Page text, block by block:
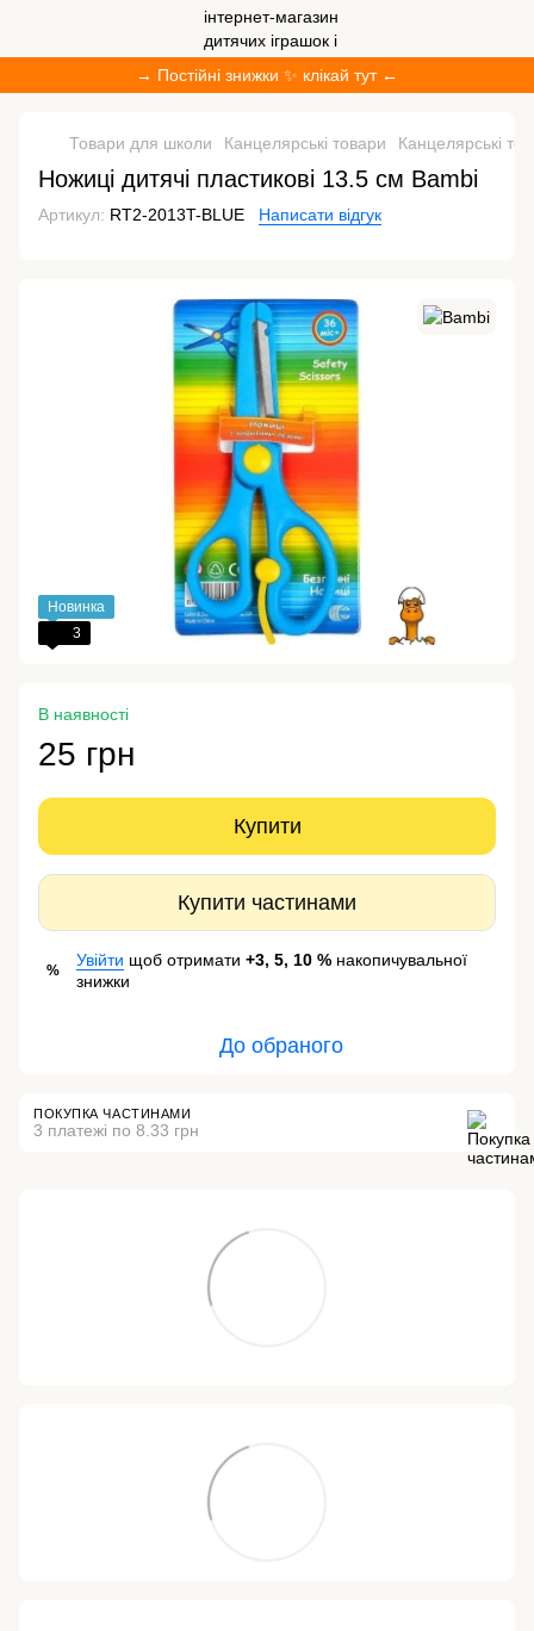
→ Постійні знижки ✨ клікай тут ←
Товари для школи Канцелярські товари Канцелярські
Ножиці дитячі пластикові 13.5 см Bambi
Артикул: RT2-2013T-BLUE Написати відгук
Новинка
3
В наявності
25 грн
Купити
Купити частинами
%
Увійти щоб отримати +3, 5, 10 % накопичувальної
знижки
До обраного
ПОКУПКА ЧАСТИНАМИ
3 платежі по 8.33 грн